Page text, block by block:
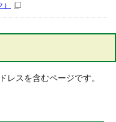
レスを含むページです。